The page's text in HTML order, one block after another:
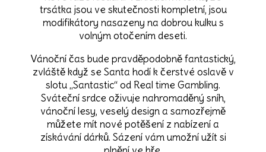
trsátka jsou ve skutečnosti kompletní, jsou
modifikátory nasazeny na dobrou kulku s
volným otočením deseti.
Vánoční čas bude pravděpodobně fantastický,
zvláště když se Santa hodí k čerstvé oslavě v
slotu „Santastic“ od Real time Gambling.
Sváteční srdce oživuje nahromaděný sníh,
vánoční lesy, veselý design a samozřejmě
můžete mít nové potěšení z nabízení a
získávání dárků. Sázení vám umožní užít si